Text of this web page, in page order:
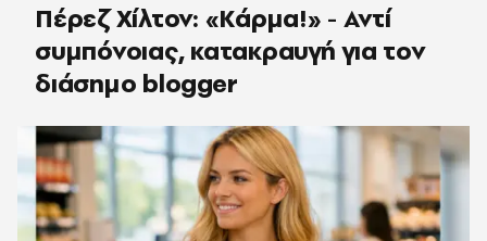
Πέρεζ Χίλτον: «Κάρμα!» - Αντί
συμπόνοιας, κατακραυγή για τον
διάσημο blogger